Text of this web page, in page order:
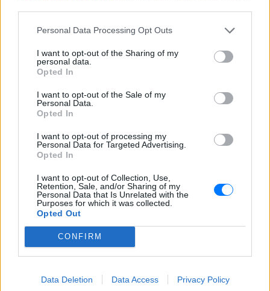
Personal Data Processing Opt Outs
I want to opt-out of the Sharing of my
personal data.
Opted In
I want to opt-out of the Sale of my
Personal Data.
Opted In
I want to opt-out of processing my
Personal Data for Targeted Advertising.
Opted In
I want to opt-out of Collection, Use,
Retention, Sale, and/or Sharing of my
Personal Data that Is Unrelated with the
Purposes for which it was collected.
Opted Out
CONFIRM
Data Deletion Data Access Privacy Policy
ΔΕΙΤΕ ΕΠΙΣΗΣ
ΣΤΗΝ ΙΔΙΑ ΚΑΤΗΓΟΡΙΑ
«Δεν θα το ξεχάσω όσο ζω»: Η
της Αγγελικής Ηλιάδη για τη